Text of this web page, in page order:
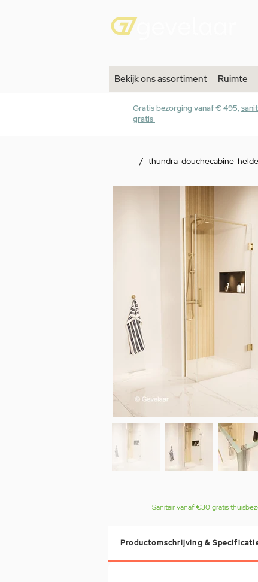
Bekijk ons assortiment Ruimte
Gratis bezorging vanaf € 495,
gratis
/ thundra-douchecabine-
Sanitair vanaf €30 gratis
Productomschrijving &